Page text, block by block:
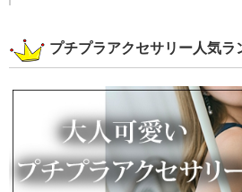
プチプラアクセサリー人気ラ